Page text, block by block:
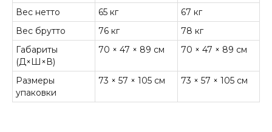
Вес нетто
65 кг
67 кг
Вес брутто
76 кг
78 кг
Габариты
(Д×Ш×В)
70 × 47 × 89 см 70 × 47 × 89 см
Размеры
упаковки
73 × 57 × 105 см 73 × 57 × 105 см